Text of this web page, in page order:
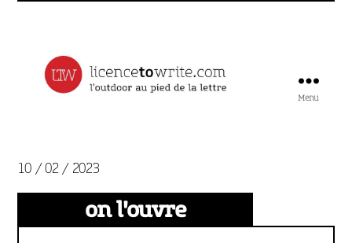
Menu
10 / 02 / 2023
on l'ouvre